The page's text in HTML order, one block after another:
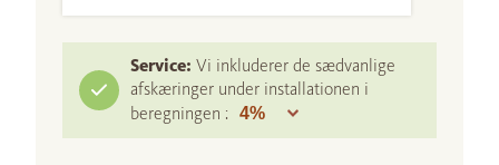
Service: Vi inkluderer de sædvanlige
afskæringer under installationen i
beregningen :